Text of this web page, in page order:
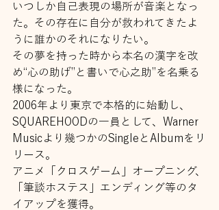
いつしか⾃⼰表現の場所が⾳楽となっ
た。その存在に⾃分が救われてきたよ
うに誰かのそれになりたい。
その夢を持った時から本名の漢字を改
め“⼼の助げ”と書いで⼼之助”を名乗る
様になった。
2006年より東京で本格的に始動し、
SQUAREHOODの⼀員として、Warner
Musicより幾つかのSingleとAIbumをリ
リース。
アニメ「クロスゲーム」オープニング、
「筆談ホステス」エンディング等のタ
イアップを獲得。